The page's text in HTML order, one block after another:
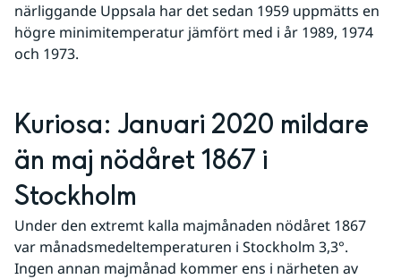
närliggande Uppsala har det sedan 1959 uppmätts en
högre minimitemperatur jämfört med i år 1989, 1974
och 1973.
Kuriosa: Januari 2020 mildare
än maj nödåret 1867 i
Stockholm
Under den extremt kalla majmånaden nödåret 1867
var månadsmedeltemperaturen i Stockholm 3,3°.
Ingen annan majmånad kommer ens i närheten av